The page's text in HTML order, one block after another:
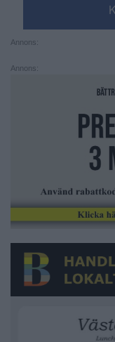
Annons:
Annons: